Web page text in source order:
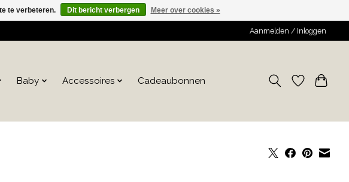
Aanmelden / Inloggen
Baby Accessoires Cadeaubonnen
te verbeteren. Dit bericht verbergen Meer over cookies »